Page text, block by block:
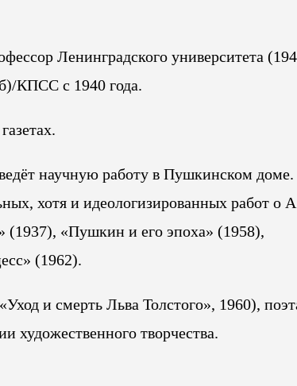
Ленинградского университета
КПСС с 1940 года.
научную работу в Пушкинском
хотя и идеологизированных работ о
«Пушкин и его эпоха» (1958),
(1962).
и смерть Льва Толстого», 1960),
художественного творчества.